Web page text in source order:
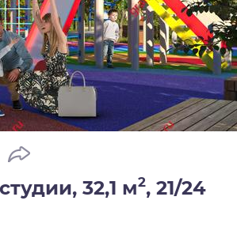
32,1 м2, 21/24